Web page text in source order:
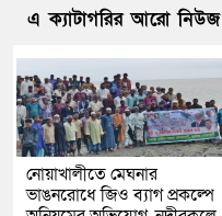
এ ক্যাটাগরির আরো নিউজ
নোয়াখালীতে মেঘনার
ভাঙনরোধে জিও ব্যাগ প্রকল্পে